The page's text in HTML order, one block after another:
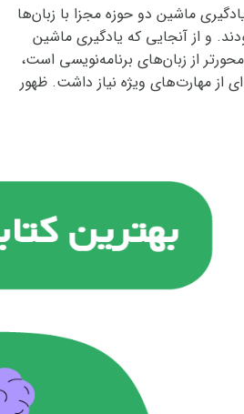
ماشین دو حوزه مجزا با زبان‌ها
و از آنجایی که یادگیری ماشین
از زبان‌های برنامه‌نویسی است،
از مهارت‌های ویژه نیاز داشت. ظهور